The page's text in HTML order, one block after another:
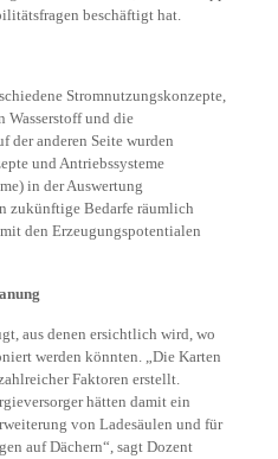
beschäftigt hat.
Stromnutzungskonzepte,
Wasserstoff und die
der anderen Seite wurden
und Antriebssysteme
in der Auswertung
zukünftige Bedarfe räumlich
den Erzeugungspotentialen
aus denen ersichtlich wird, wo
werden könnten. „Die Karten
Faktoren erstellt.
hätten damit ein
von Ladesäulen und für
auf Dächern“, sagt Dozent